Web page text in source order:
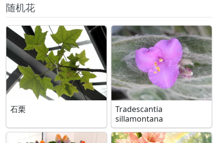
随机花
石栗
Tradescantia
sillamontana